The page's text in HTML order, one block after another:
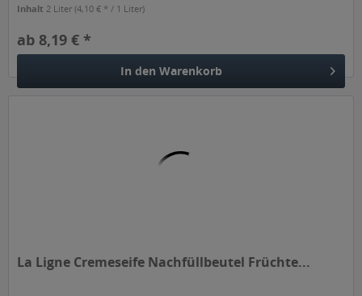
Inhalt2 Liter(4,10 € * / 1 Liter)
ab 8,19 € *
In den Warenkorb
La Ligne Cremeseife Nachfüllbeutel Früchte...